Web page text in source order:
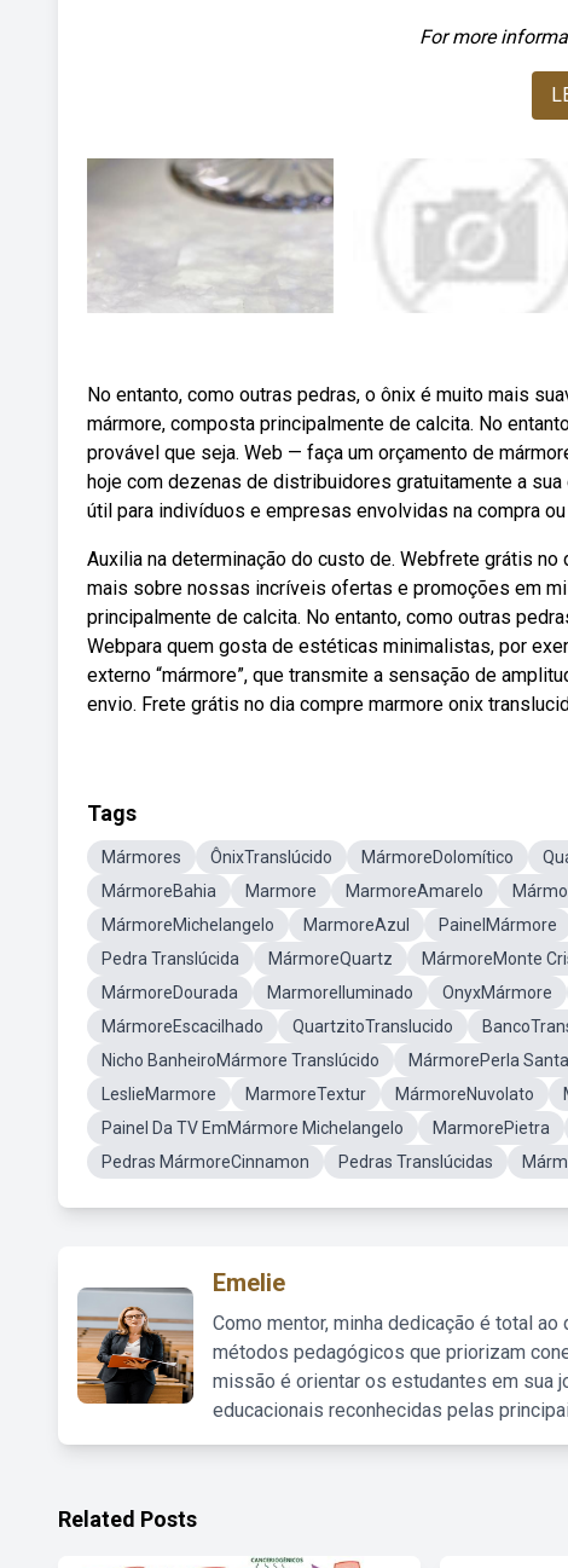
For more
No entanto, como outras pedras, o ônix é muito mais
mármore, composta principalmente de calcita. No
provável que seja. Web — faça um orçamento de
hoje com dezenas de distribuidores gratuitamente a
útil para indivíduos e empresas envolvidas na compra
Auxilia na determinação do custo de. Webfrete grátis
mais sobre nossas incríveis ofertas e promoções em
principalmente de calcita. No entanto, como outras
Webpara quem gosta de estéticas minimalistas, por
externo “mármore”, que transmite a sensação de
envio. Frete grátis no dia compre marmore onix
Tags
Mármores ÔnixTranslúcido MármoreDolomítico
MármoreBahia
Marmore MarmoreAmarelo
MármoreMichelangelo
MarmoreAzul PainelMármore
Pedra Translúcida
MármoreQuartz MármoreMonte
MármoreDourada
MarmoreIluminado OnyxMármore
MármoreEscacilhado
QuartzitoTranslucido
Nicho BanheiroMármore Translúcido
MármorePerla
LeslieMarmore
MarmoreTextur MármoreNuvolato
Painel Da TV EmMármore Michelangelo
MarmorePietra
Pedras MármoreCinnamon
Pedras Translúcidas
Emelie
Como mentor, minha dedicação é total
métodos pedagógicos que priorizam
missão é orientar os estudantes em sua
educacionais reconhecidas pelas
Related Posts